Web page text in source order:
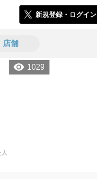
新規登録・ログイン
店舗
1029
人